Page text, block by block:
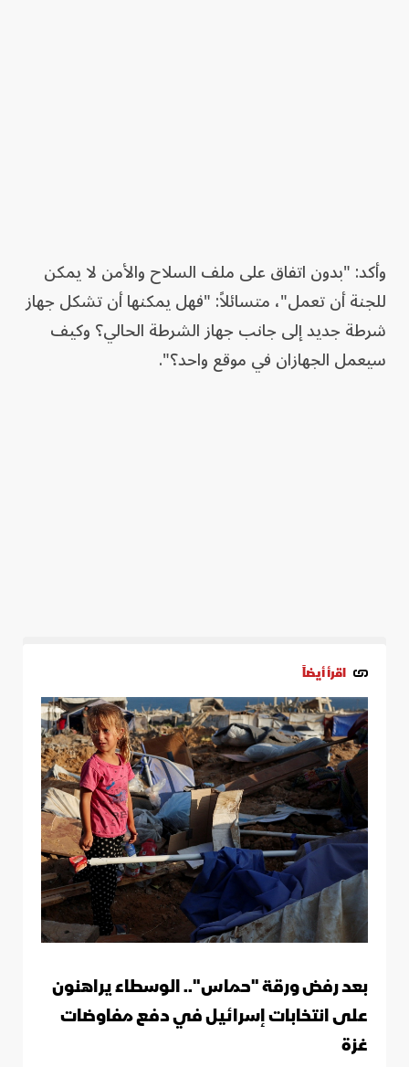
وأكد: "بدون اتفاق على ملف السلاح والأمن لا يمكن
للجنة أن تعمل"، متسائلاً: "فهل يمكنها أن تشكل جهاز
شرطة جديد إلى جانب جهاز الشرطة الحالي؟ وكيف
سيعمل الجهازان في موقع واحد؟".
اقرأ أيضاً
بعد رفض ورقة "حماس".. الوسطاء يراهنون
على انتخابات إسرائيل في دفع مفاوضات
غزة